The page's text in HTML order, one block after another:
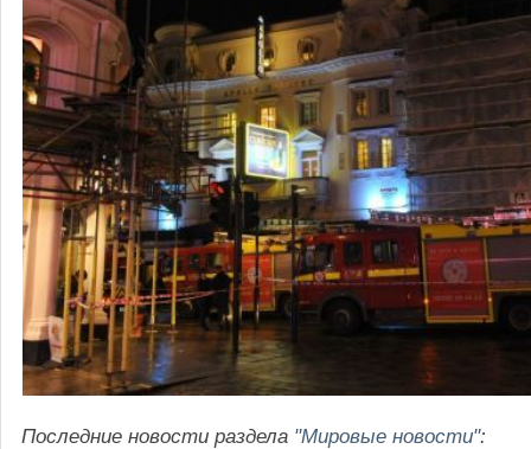
Последние новости раздела "Мировые новости":